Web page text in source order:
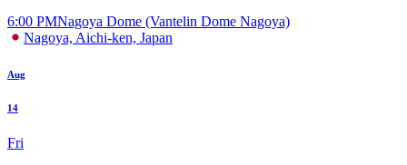
6:00 PMNagoya Dome (Vantelin Dome Nagoya)
Nagoya, Aichi-ken, Japan
Aug
14
Fri